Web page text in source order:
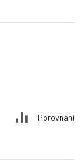
Porovnání